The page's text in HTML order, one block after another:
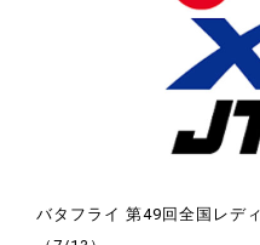
バタフライ 第49回全国レデ